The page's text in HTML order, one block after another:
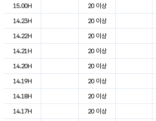
15.00H
20 이상
14.23H
20 이상
14.22H
20 이상
14.21H
20 이상
14.20H
20 이상
14.19H
20 이상
14.18H
20 이상
14.17H
20 이상